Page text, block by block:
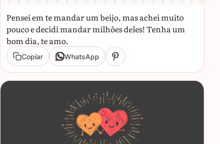
Pensei em te mandar um beijo, mas achei muito
pouco e decidi mandar milhões deles! Tenha um
bom dia, te amo.
Copiar WhatsApp